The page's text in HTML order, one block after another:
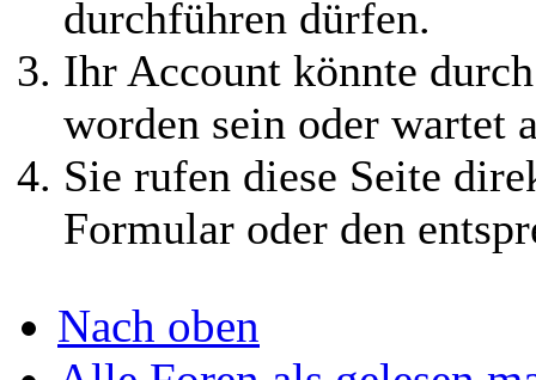
Verdammten und
die Machtjäger. Alle
Infos findet ihr im
Wiki
August, September
durchführen dürfen.
Ihr Account könnte
worden sein oder wartet
Sie rufen diese Seite
Formular oder den
Nach oben